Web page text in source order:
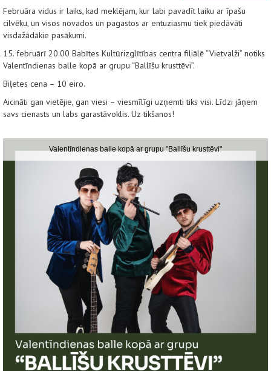
Februāra vidus ir laiks, kad meklējam, kur labi pavadīt laiku ar īpašu
cilvēku, un visos novados un pagastos ar entuziasmu tiek piedāvāti
visdažādākie pasākumi.
15. februārī 20.00 Babītes Kultūrizglītības centra filiālē “Vietvalži” notiks
Valentīndienas balle kopā ar grupu “Ballīšu krusttēvi”.
Biļetes cena – 10 eiro.
Aicināti gan vietējie, gan viesi – viesmīlīgi uzņemti tiks visi. Līdzi jāņem
savs cienasts un labs garastāvoklis. Uz tikšanos!
Valentīndienas balle kopā ar grupu "Ballīšu krusttēvi"